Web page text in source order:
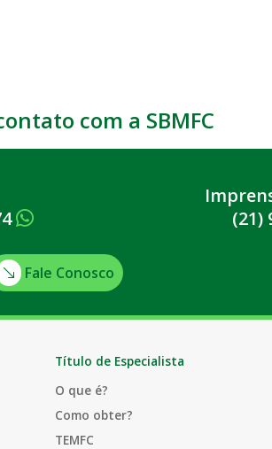
com a SBMFC
(21)
Fale Conosco
Título de Especialista
O que é?
Como obter?
TEMFC